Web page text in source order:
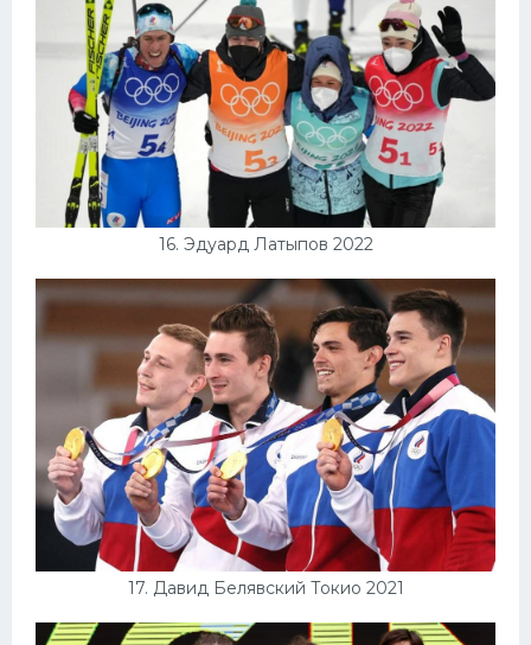
16. Эдуард Латыпов 2022
17. Давид Белявский Токио 2021